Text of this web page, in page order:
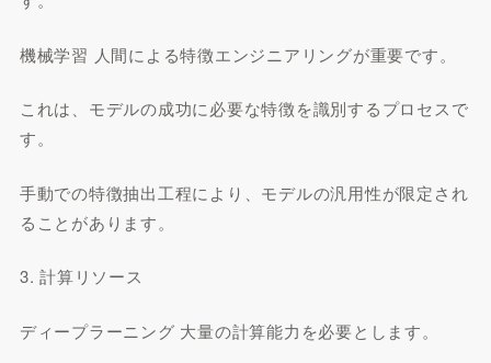
機械学習 人間による特徴エンジニアリングが重要です。
これは、モデルの成功に必要な特徴を識別するプロセスで
す。
手動での特徴抽出工程により、モデルの汎用性が限定され
ることがあります。
3. 計算リソース
ディープラーニング 大量の計算能力を必要とします。